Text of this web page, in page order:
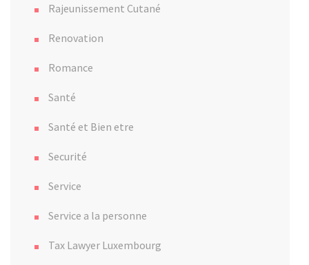
Rajeunissement Cutané
Renovation
Romance
Santé
Santé et Bien etre
Securité
Service
Service a la personne
Tax Lawyer Luxembourg